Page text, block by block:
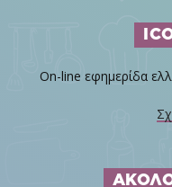
On-line εφημερίδα